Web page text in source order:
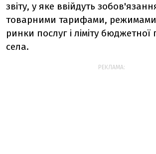
звіту, у яке ввійдуть
товарними тарифами, режимами
ринки послуг і ліміту бюджетної
села.
РЕКЛАМА: